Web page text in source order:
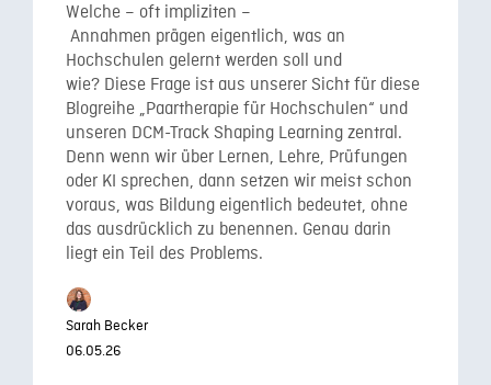
Welche – oft impliziten –
Annahmen prägen eigentlich, was an
Hochschulen gelernt werden soll und
wie? Diese Frage ist aus unserer Sicht für diese
Blogreihe „Paartherapie für Hochschulen“ und
unseren DCM-Track Shaping Learning zentral.
Denn wenn wir über Lernen, Lehre, Prüfungen
oder KI sprechen, dann setzen wir meist schon
voraus, was Bildung eigentlich bedeutet, ohne
das ausdrücklich zu benennen. Genau darin
liegt ein Teil des Problems.
Sarah Becker
06.05.26